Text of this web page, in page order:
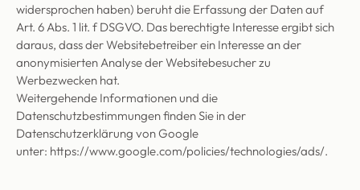
widersprochen haben) beruht die Erfassung der Daten auf
Art. 6 Abs. 1 lit. f DSGVO. Das berechtigte Interesse ergibt sich
daraus, dass der Websitebetreiber ein Interesse an der
anonymisierten Analyse der Websitebesucher zu
Werbezwecken hat.
Weitergehende Informationen und die
Datenschutzbestimmungen finden Sie in der
Datenschutzerklärung von Google
unter: https://www.google.com/policies/technologies/ads/.